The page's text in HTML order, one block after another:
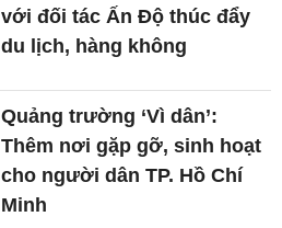
với đối tác Ấn Độ thúc đẩy
du lịch, hàng không
Quảng trường ‘Vì dân’:
Thêm nơi gặp gỡ, sinh hoạt
cho người dân TP. Hồ Chí
Minh